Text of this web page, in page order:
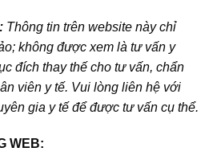
: Thông tin trên website này chỉ
không được xem là tư vấn y
đích thay thế cho tư vấn, chẩn
viên y tế. Vui lòng liên hệ với
gia y tế để được tư vấn cụ thể.
WEB: